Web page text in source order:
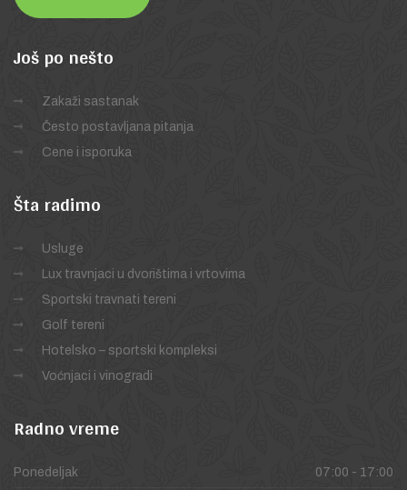
Jošpo nešto
Zakaži sastanak
Često postavljana pitanja
Cene i isporuka
Šta radimo
Usluge
Lux travnjaci u dvorištima i vrtovima
Sportski travnati tereni
Golf tereni
Hotelsko – sportski kompleksi
Voćnjaci i vinogradi
Radnovreme
Ponedeljak 07:00 - 17:00